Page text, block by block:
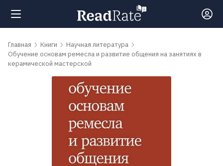
Поиск
Главная Книги
Научная литература
Обучение основам ремесла и развитие общения на занятиях в
керамической мастерской